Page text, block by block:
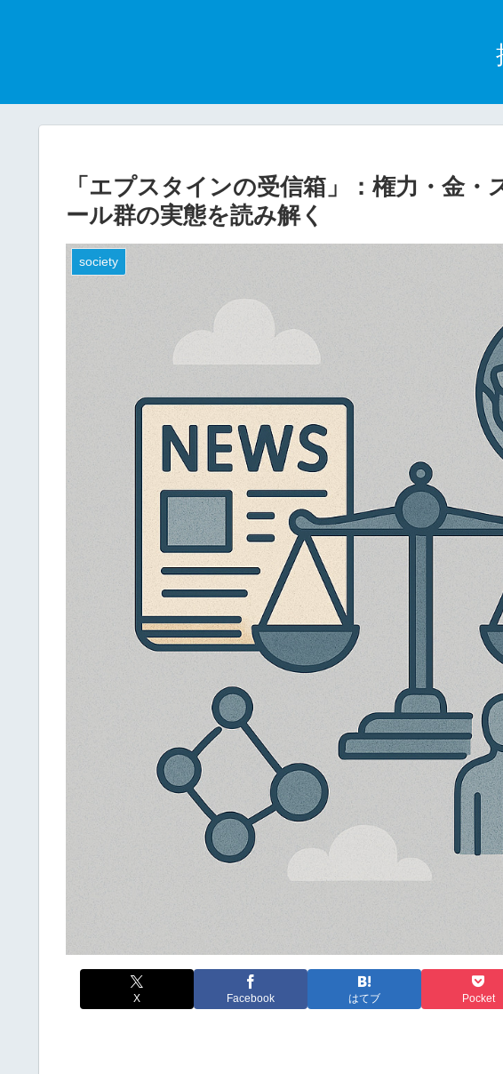
「エプスタインの受信箱」：権力・金
ール群の実態を読み解く
society
X Facebook はてブ Pocket